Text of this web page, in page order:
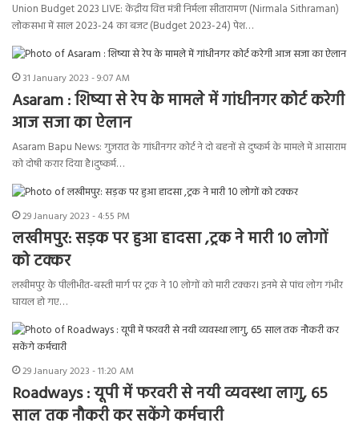
Union Budget 2023 LIVE: केंद्रीय वित्त मंत्री निर्मला सीतारामण (Nirmala Sithraman)
लोकसभा में साल 2023-24 का बजट (Budget 2023-24) पेश…
31 January 2023 - 9:07 AM
Asaram : शिष्या से रेप के मामले में गांधीनगर कोर्ट करेगी
आज सजा का ऐलान
Asaram Bapu News: गुजरात के गांधीनगर कोर्ट ने दो बहनों से दुष्कर्म के मामले में आसाराम
को दोषी करार दिया है।दुष्कर्म…
29 January 2023 - 4:55 PM
लखीमपुर: सड़क पर हुआ हादसा ,ट्रक ने मारी 10 लोगों
को टक्कर
लखीमपुर के पीलीभीत-बस्ती मार्ग पर ट्रक ने 10 लोगों को मारी टक्कर। इनमे से पांच लोग गंभीर
घायल हो गए…
29 January 2023 - 11:20 AM
Roadways : यूपी में फरवरी से नयी व्यवस्था लागु, 65
साल तक नौकरी कर सकेंगे कर्मचारी